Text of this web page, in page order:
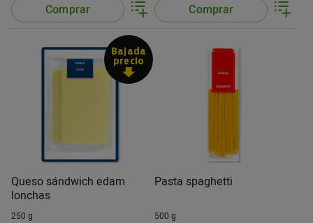
Comprar Comprar
Bajada
precio
Queso sándwich edam
lonchas
250 g
Pasta spaghetti
500 g